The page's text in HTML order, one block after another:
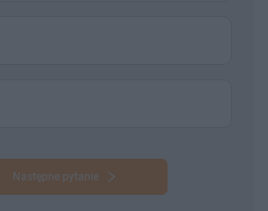
Następne pytanie